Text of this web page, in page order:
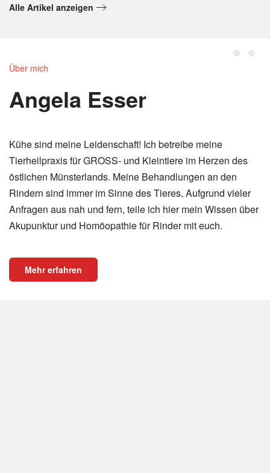
Alle Artikel anzeigen
Über mich
Angela Esser
Kühe sind meine Leidenschaft! Ich betreibe meine
Tierheilpraxis für GROSS- und Kleintiere im Herzen des
östlichen Münsterlands. Meine Behandlungen an den
Rindern sind immer im Sinne des Tieres. Aufgrund vieler
Anfragen aus nah und fern, teile ich hier mein Wissen über
Akupunktur und Homöopathie für Rinder mit euch.
Mehr erfahren